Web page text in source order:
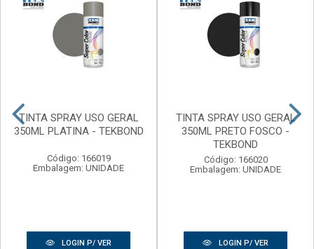
TINTA SPRAY USO GERAL
350ML PLATINA - TEKBOND
Código: 166019
Embalagem: UNIDADE
LOGIN P/ VER
TINTA SPRAY USO GERAL
350ML PRETO FOSCO -
TEKBOND
Código: 166020
Embalagem: UNIDADE
LOGIN P/ VER